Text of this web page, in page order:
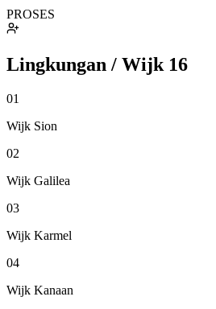
PROSES
Lingkungan / Wijk 16
01
Wijk Sion
02
Wijk Galilea
03
Wijk Karmel
04
Wijk Kanaan